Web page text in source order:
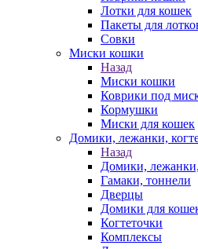
Лотки для кошек
Пакеты для
Совки
Миски кошки
Назад
Миски кошки
Коврики под
Кормушки
Миски для кошек
Домики, лежанки,
Назад
Домики,
Гамаки, тоннели
Дверцы
Домики для
Когтеточки
Комплексы